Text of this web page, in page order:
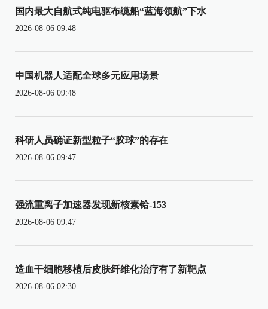
国内最大自航式纯电驱布缆船“蓝海领航”下水
2026-08-06 09:48
中国机器人适配全球多元应用场景
2026-08-06 09:48
科研人员确证新型粒子“胶球”的存在
2026-08-06 09:47
强流重离子加速器发现新核素铪-153
2026-08-06 09:47
造血干细胞移植后皮肤纤维化治疗有了新靶点
2026-08-06 02:30